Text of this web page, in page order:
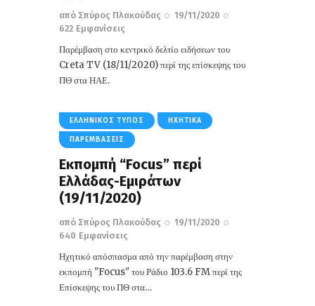
από Σπύρος Πλακούδας
19/11/2020
622 Εμφανίσεις
Παρέμβαση στο κεντρικό δελτίο ειδήσεων του
Creta TV (18/11/2020) περί της επίσκεψης του
ΠΘ στα ΗΑΕ.
ΕΛΛΗΝΙΚΌΣ ΤΎΠΟΣ ΗΧΗΤΙΚΆ
ΠΑΡΕΜΒΆΣΕΙΣ
Εκπομπή “Focus” περί
Ελλάδας-Εμιράτων
(19/11/2020)
από Σπύρος Πλακούδας
19/11/2020
640 Εμφανίσεις
Ηχητικό απόσπασμα από την παρέμβαση στην
εκπομπή "Focus" του Ράδιο 103.6 FM περί της
Επίσκεψης του ΠΘ στα…